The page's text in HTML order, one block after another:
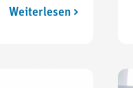
Weiterlesen >